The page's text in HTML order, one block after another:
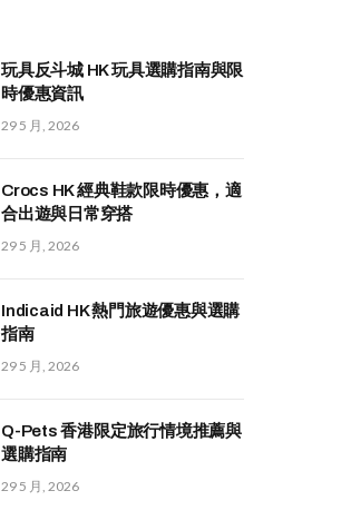
玩具反斗城 HK 玩具選購指南與限
時優惠資訊
29 5 月, 2026
Crocs HK 經典鞋款限時優惠，適
合出遊與日常穿搭
29 5 月, 2026
Indicaid HK 熱門旅遊優惠與選購
指南
29 5 月, 2026
Q-Pets 香港限定旅行情境推薦與
選購指南
29 5 月, 2026